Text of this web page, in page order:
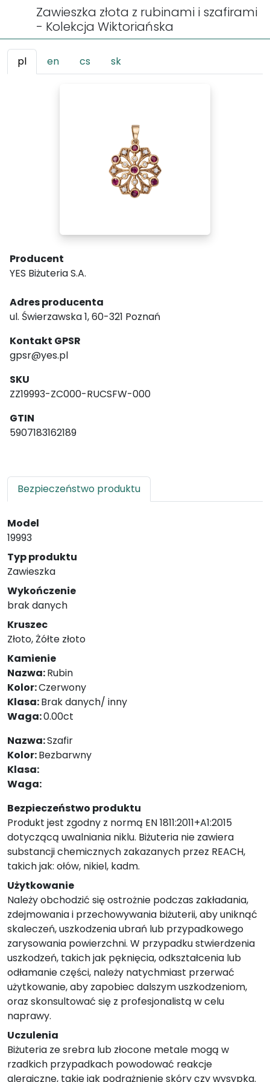
Zawieszka złota z rubinami i szafirami
- Kolekcja Wiktoriańska
pl en cs sk
Producent
YES Biżuteria S.A.
Adres producenta
ul. Świerzawska 1, 60-321 Poznań
Kontakt GPSR
gpsr@yes.pl
SKU
ZZ19993-ZC000-RUCSFW-000
GTIN
5907183162189
Bezpieczeństwo produktu
Model
19993
Typ produktu
Zawieszka
Wykończenie
brak danych
Kruszec
Złoto, Żółte złoto
Kamienie
Nazwa:Rubin
Kolor:Czerwony
Klasa:Brak danych/ inny
Waga:0.00ct
Nazwa:Szafir
Kolor:Bezbarwny
Klasa:
Waga:
Bezpieczeństwo produktu
Produkt jest zgodny z normą EN 1811:2011+A1:2015
dotyczącą uwalniania niklu. Biżuteria nie zawiera
substancji chemicznych zakazanych przez REACH,
takich jak: ołów, nikiel, kadm.
Użytkowanie
Należy obchodzić się ostrożnie podczas zakładania,
zdejmowania i przechowywania biżuterii, aby uniknąć
skaleczeń, uszkodzenia ubrań lub przypadkowego
zarysowania powierzchni. W przypadku stwierdzenia
uszkodzeń, takich jak pęknięcia, odkształcenia lub
odłamanie części, należy natychmiast przerwać
użytkowanie, aby zapobiec dalszym uszkodzeniom,
oraz skonsultować się z profesjonalistą w celu
naprawy.
Uczulenia
Biżuteria ze srebra lub złocone metale mogą w
rzadkich przypadkach powodować reakcje
alergiczne, takie jak podrażnienie skóry czy wysypka.